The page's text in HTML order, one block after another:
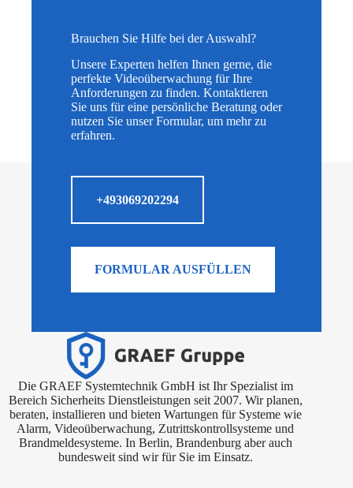
Brauchen Sie Hilfe bei der Auswahl?
Unsere Experten helfen Ihnen gerne, die
perfekte Videoüberwachung für Ihre
Anforderungen zu finden. Kontaktieren
Sie uns für eine persönliche Beratung oder
nutzen Sie unser Formular, um mehr zu
erfahren.
+493069202294
FORMULAR AUSFÜLLEN
Die GRAEF Systemtechnik GmbH ist Ihr Spezialist im
Bereich Sicherheits Dienstleistungen seit 2007. Wir planen,
beraten, installieren und bieten Wartungen für Systeme wie
Alarm, Videoüberwachung, Zutrittskontrollsysteme und
Brandmeldesysteme. In Berlin, Brandenburg aber auch
bundesweit sind wir für Sie im Einsatz.